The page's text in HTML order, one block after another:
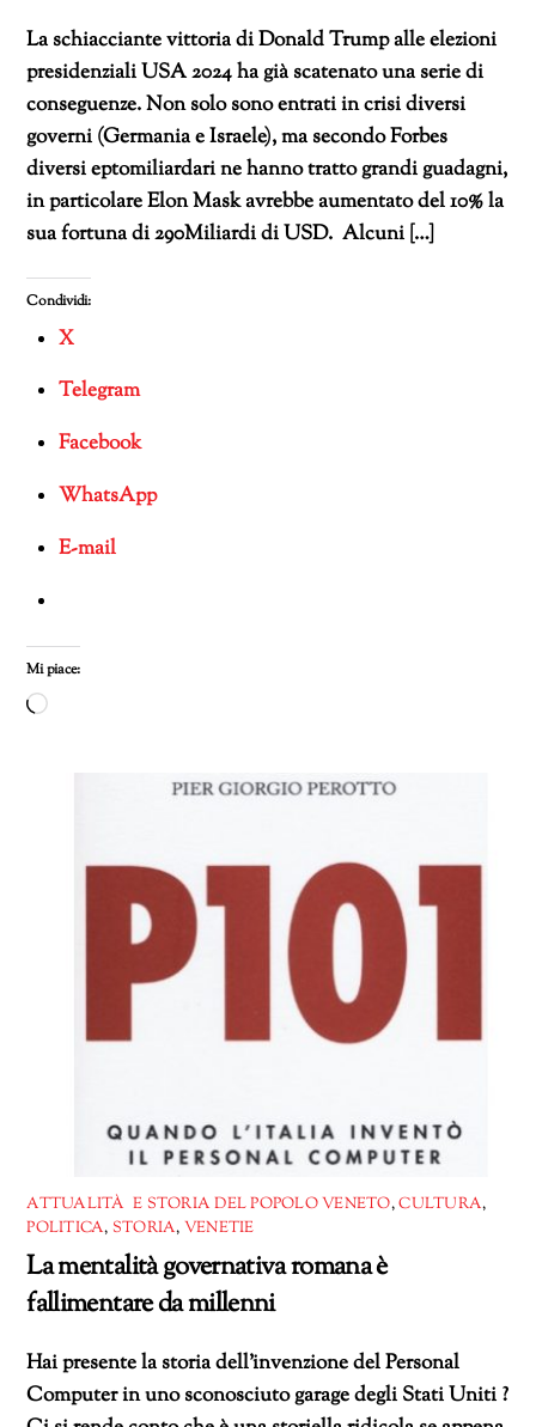
La schiacciante vittoria di Donald Trump alle elezioni
presidenziali USA 2024 ha già scatenato una serie di
conseguenze. Non solo sono entrati in crisi diversi
governi (Germania e Israele), ma secondo Forbes
diversi eptomiliardari ne hanno tratto grandi guadagni,
in particolare Elon Mask avrebbe aumentato del 10% la
sua fortuna di 290Miliardi di USD. Alcuni […]
Condividi:
X
Telegram
Facebook
WhatsApp
E-mail
Mi piace:
Caricamento
ATTUALITÀ E STORIA DEL POPOLO VENETO,CULTURA,
POLITICA, STORIA, VENETIE
La mentalità governativa romana è
fallimentare da millenni
Hai presente la storia dell’invenzione del Personal
Computer in uno sconosciuto garage degli Stati Uniti ?